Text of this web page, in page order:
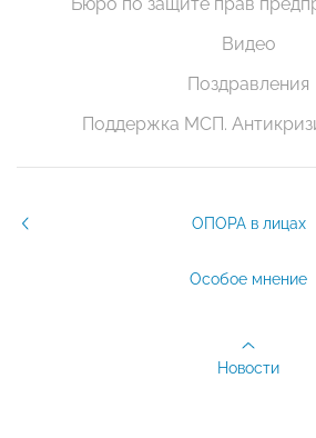
Видео
Поздравления
Поддержка МСП.
ОПОРА в лицах
Особое мнение
Новости